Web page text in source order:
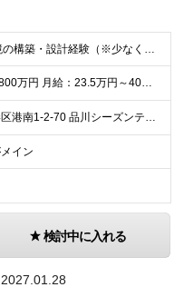
■Linux／Unix環境の構築・設計経験（※少なくとも操作に抵抗のない方） ■ネットワークに関する基礎知識 └TCP/IP、ルーティングなど（Layer2・Layer3） ■主要プロトコル・サーバ
年収：470万円～800万円 月給：23.5万円～40万円（月給＝基本給） ※残業代は全額支給します ※試用期間3ヵ月あり。期間中、給与・待遇などに差異はありません
【本社】東京都港区港南1-2-70 品川シーズンテラス24F ・転勤の可能性：なし ※屋内禁煙（屋内：加熱式たばこ専用喫煙室設置／屋外：喫煙専用スペースあり）
イン
検討中に入れる
2027.01.28